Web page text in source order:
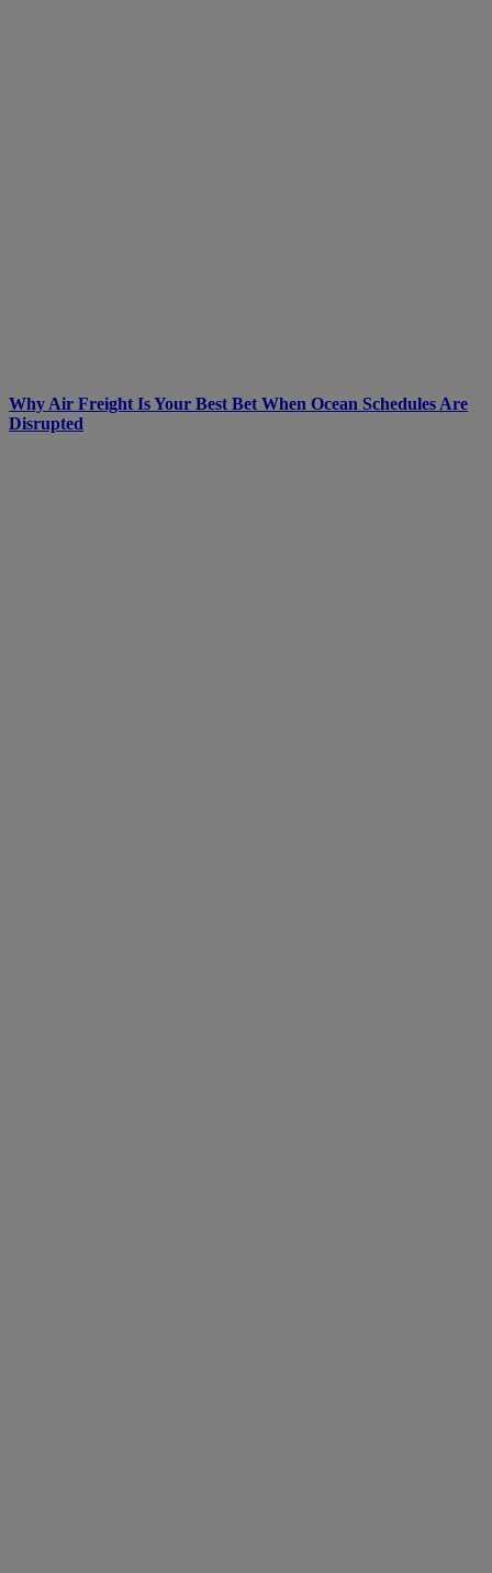
Why Air Freight Is Your Best Bet When Ocean Schedules Are
Disrupted